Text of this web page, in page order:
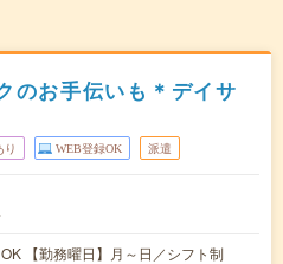
のお手伝いも＊デイサ
り WEB登録OK 派遣
【勤務曜日】月～日／シフト制